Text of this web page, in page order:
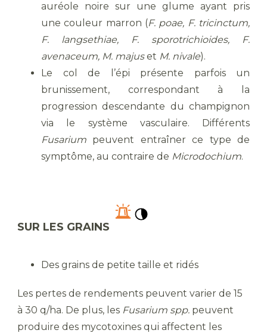
auréole noire sur une glume ayant pris
une couleur marron (F. poae, F. tricinctum,
F. langsethiae, F. sporotrichioides, F.
avenaceum, M. majuset M. nivale).
Le col de l’épi présente parfois un
brunissement, correspondant à la
progression descendante du champignon
via le système vasculaire. Différents
Fusarium peuvent entraîner ce type de
symptôme, au contraire de Microdochium.
SUR LES GRAINS
Des grains de petite taille et ridés
Les pertes de rendements peuvent varier de 15
à 30 q/ha. De plus, les Fusarium spp. peuvent
produire des mycotoxines qui affectent les